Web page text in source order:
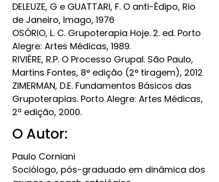
DELEUZE, G e GUATTARI, F. O anti-Édipo, Rio
de Janeiro, Imago, 1976
OSÓRIO, L. C. Grupoterapia Hoje. 2. ed. Porto
Alegre: Artes Médicas, 1989.
RIVIÈRE, R.P. O Processo Grupal. São Paulo,
Martins Fontes, 8° edição (2° tiragem), 2012
ZIMERMAN, D.E. Fundamentos Básicos das
Grupoterapias. Porto Alegre: Artes Médicas,
2ª edição, 2000.
O Autor:
Paulo Corniani
Sociólogo, pós-graduado em dinâmica dos